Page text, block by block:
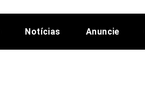
Notícias Anuncie